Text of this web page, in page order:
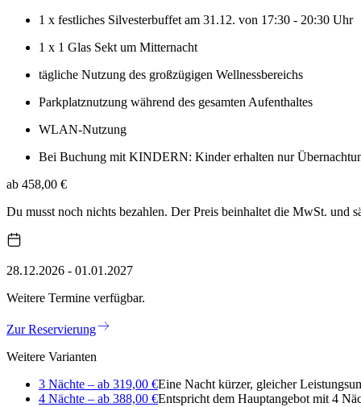
1 x festliches Silvesterbuffet am 31.12. von 17:30 - 20:30 Uhr
1 x 1 Glas Sekt um Mitternacht
tägliche Nutzung des großzügigen Wellnessbereichs
Parkplatznutzung während des gesamten Aufenthaltes
WLAN-Nutzung
Bei Buchung mit KINDERN: Kinder erhalten nur
ab 458,00 €
Du musst noch nichts bezahlen. Der Preis beinhaltet die MwSt. und
28.12.2026 - 01.01.2027
Weitere Termine verfügbar.
Zur Reservierung
Weitere Varianten
3 Nächte – ab 319,00 €Eine Nacht kürzer, gleicher
4 Nächte – ab 388,00 €Entspricht dem Hauptangebot mit 4